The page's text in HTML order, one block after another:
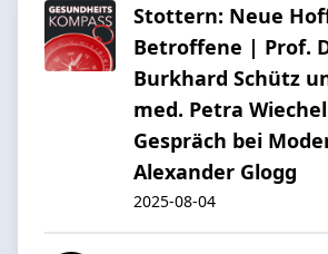
Stottern: Neue
Betroffene | Prof.
Burkhard Schütz
med. Petra
Gespräch bei
Alexander Glogg
2025-08-04